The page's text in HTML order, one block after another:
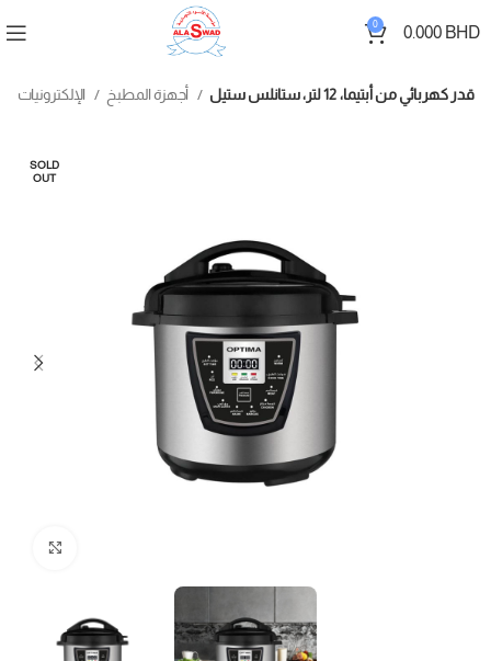
0 0.000 BHD
قدر كهربائي من أبتيما، 12 لتر، ستانلس ستيل
SOLD
OUT